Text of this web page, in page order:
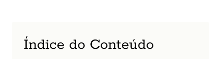
Índice do Conteúdo